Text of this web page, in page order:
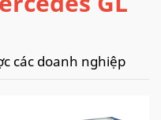
các doanh nghiệp
từ Mỹ. Trong khi